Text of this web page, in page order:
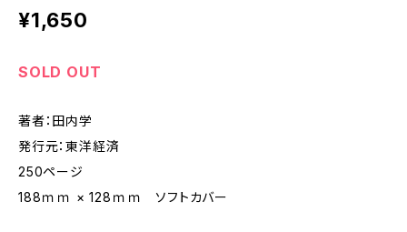
¥1,650
SOLD OUT
著者：田内学
発行元：東洋経済
250ページ
188ｍｍ × 128ｍｍ ソフトカバー